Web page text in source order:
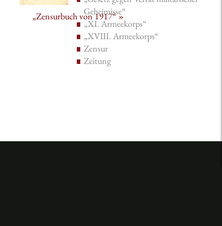
„Zensurbuch von 1917“ »
Geheimisse“
„XI. Armeekorps“
„XVIII. Armeekorps“
Zensur
Zeitung